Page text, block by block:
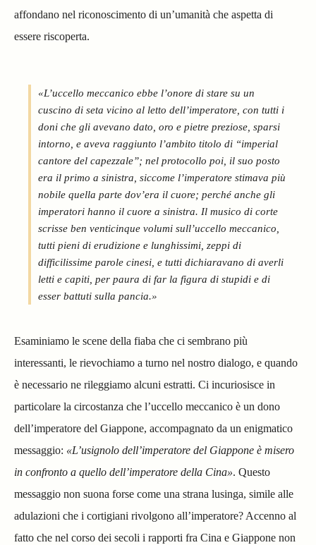
affondano nel riconoscimento di un’umanità che aspetta di
essere riscoperta.
«L’uccello meccanico ebbe l’onore di stare su un
cuscino di seta vicino al letto dell’imperatore, con tutti i
doni che gli avevano dato, oro e pietre preziose, sparsi
intorno, e aveva raggiunto l’ambito titolo di “imperial
cantore del capezzale”; nel protocollo poi, il suo posto
era il primo a sinistra, siccome l’imperatore stimava più
nobile quella parte dov’era il cuore; perché anche gli
imperatori hanno il cuore a sinistra. Il musico di corte
scrisse ben venticinque volumi sull’uccello meccanico,
tutti pieni di erudizione e lunghissimi, zeppi di
difficilissime parole cinesi, e tutti dichiaravano di averli
letti e capiti, per paura di far la figura di stupidi e di
esser battuti sulla pancia.»
Esaminiamo le scene della fiaba che ci sembrano più
interessanti, le rievochiamo a turno nel nostro dialogo, e quando
è necessario ne rileggiamo alcuni estratti. Ci incuriosisce in
particolare la circostanza che l’uccello meccanico è un dono
dell’imperatore del Giappone, accompagnato da un enigmatico
messaggio: «L’usignolo dell’imperatore del Giappone è misero
in confronto a quello dell’imperatore della Cina». Questo
messaggio non suona forse come una strana lusinga, simile alle
adulazioni che i cortigiani rivolgono all’imperatore? Accenno al
fatto che nel corso dei secoli i rapporti fra Cina e Giappone non